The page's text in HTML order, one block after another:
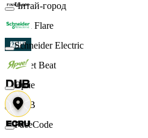
Finn Flare
Street Beat
DUB
Читай-город
Schneider Electric
Ярче
FaceCode